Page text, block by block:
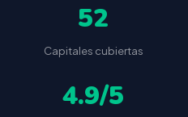
52
Capitales cubiertas
4.9/5